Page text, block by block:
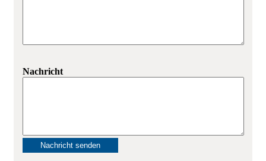
Nachricht